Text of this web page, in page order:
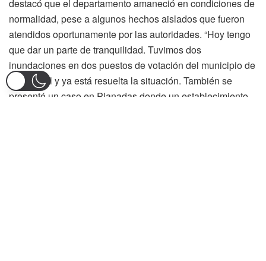
destacó que el departamento amaneció en condiciones de
normalidad, pese a algunos hechos aislados que fueron
atendidos oportunamente por las autoridades. “Hoy tengo
que dar un parte de tranquilidad. Tuvimos dos
inundaciones en dos puestos de votación del municipio de
El Espinal y ya está resuelta la situación. También se
presentó un caso en Planadas donde un establecimiento